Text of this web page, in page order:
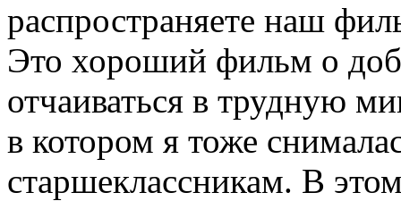
распространяете наш
Это хороший фильм о
отчаиваться в трудную
в котором я тоже
старшеклассникам. В